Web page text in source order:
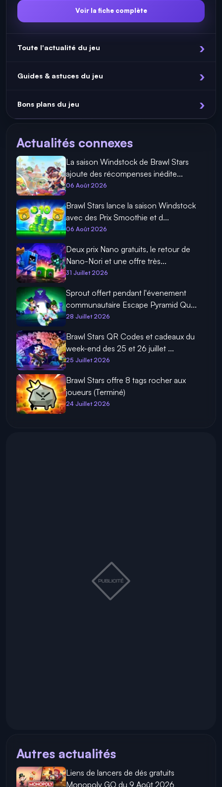
Voir la fiche complète
Toute l'actualité du jeu
Guides & astuces du jeu
Bons plans du jeu
Actualités connexes
La saison Windstock de Brawl Stars
ajoute des récompenses inédite...
06 Août 2026
Brawl Stars lance la saison Windstock
avec des Prix Smoothie et d...
06 Août 2026
Deux prix Nano gratuits, le retour de
Nano-Nori et une offre très...
31 Juillet 2026
Sprout offert pendant l'évenement
communautaire Escape Pyramid Qu...
28 Juillet 2026
Brawl Stars QR Codes et cadeaux du
week-end des 25 et 26 juillet ...
25 Juillet 2026
Brawl Stars offre 8 tags rocher aux
joueurs (Terminé)
24 Juillet 2026
Autres actualités
Liens de lancers de dés gratuits
Monopoly GO du 9 Août 2026